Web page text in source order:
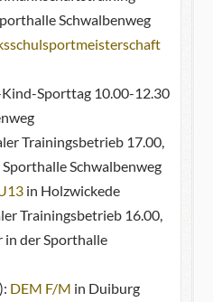
Schwalbenweg
Sporttag 10.00-12.30
Trainingsbetrieb 17.00,
Schwalbenweg
in Holzwickede
Trainingsbetrieb 16.00,
in der Sporthalle
DEM F/M in Duiburg